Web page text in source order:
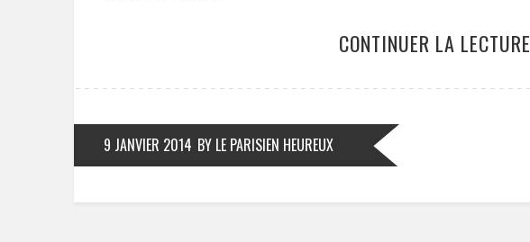
CONTINUER LA LECTURE
9 JANVIER 2014 BY LE PARISIEN HEUREUX